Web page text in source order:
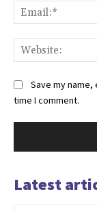
Save my
time I comment.
Latest